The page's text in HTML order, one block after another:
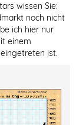
wissen Sie:
noch nicht
ich hier nur
einem
ist.